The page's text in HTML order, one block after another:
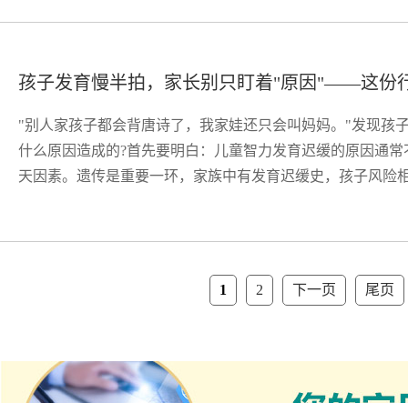
孩子发育慢半拍，家长别只盯着"原因"——这份
"别人家孩子都会背唐诗了，我家娃还只会叫妈妈。"发现孩
什么原因造成的?首先要明白：儿童智力发育迟缓的原因通
天因素。遗传是重要一环，家族中有发育迟缓史，孩子风险
1 2 下一页 尾页